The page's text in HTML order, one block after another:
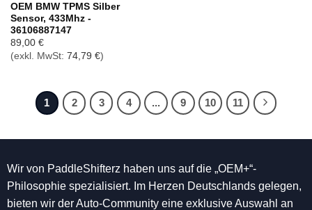
OEM BMW TPMS Silber
Sensor, 433Mhz -
36106887147
89,00 €
(exkl. MwSt: 74,79 €)
1 2 3 4 ... 9 10 11
Wir von PaddleShifterz haben uns auf die „OEM+“-
Philosophie spezialisiert. Im Herzen Deutschlands gelegen,
bieten wir der Auto-Community eine exklusive Auswahl an